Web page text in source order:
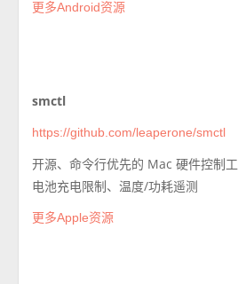
更多Android资源
smctl
https://github.com/leaperone/smctl
开源、命令行优先的 Mac 硬件控制工
电池充电限制、温度/功耗遥测
更多Apple资源